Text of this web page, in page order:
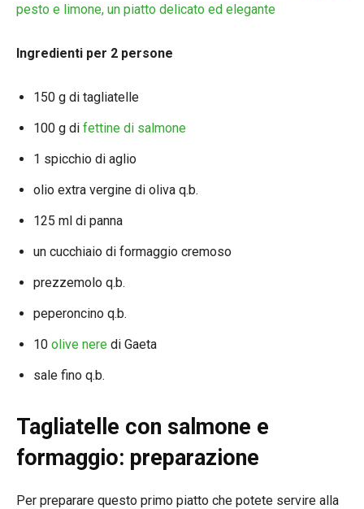
pesto e limone, un piatto delicato ed elegante
Ingredienti per 2 persone
150 g di tagliatelle
100 g di fettine di salmone
1 spicchio di aglio
olio extra vergine di oliva q.b.
125 ml di panna
un cucchiaio di formaggio cremoso
prezzemolo q.b.
peperoncino q.b.
10 olive nere di Gaeta
sale fino q.b.
Tagliatelle con salmone e
formaggio: preparazione
Per preparare questo primo piatto che potete servire alla